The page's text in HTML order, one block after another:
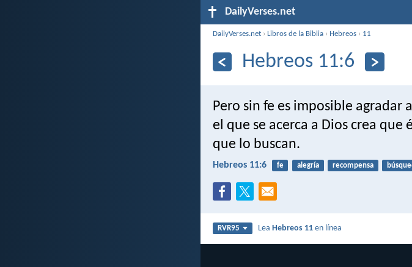
DailyVerses.net
DailyVerses.net ›Libros de la Biblia › Hebreos › 11
Hebreos 11:6
Pero sin fe es imposible agradar
el que se acerca a Dios crea que
que lo buscan.
Hebreos 11:6 fe alegría recompensa
RVR95 LeaHebreos 11 en línea